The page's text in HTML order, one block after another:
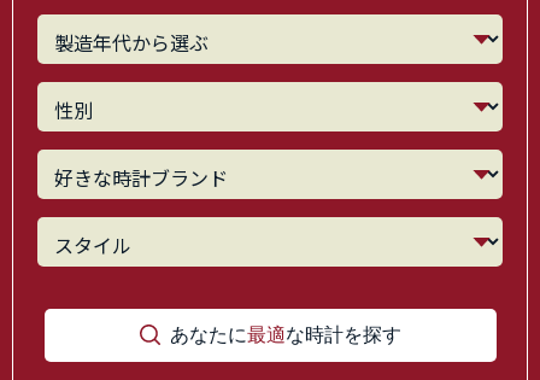
あなたに最適な時計を探す